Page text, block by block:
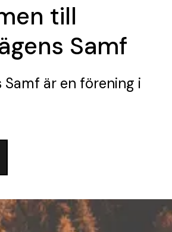
till
Samf
Samf är en förening i